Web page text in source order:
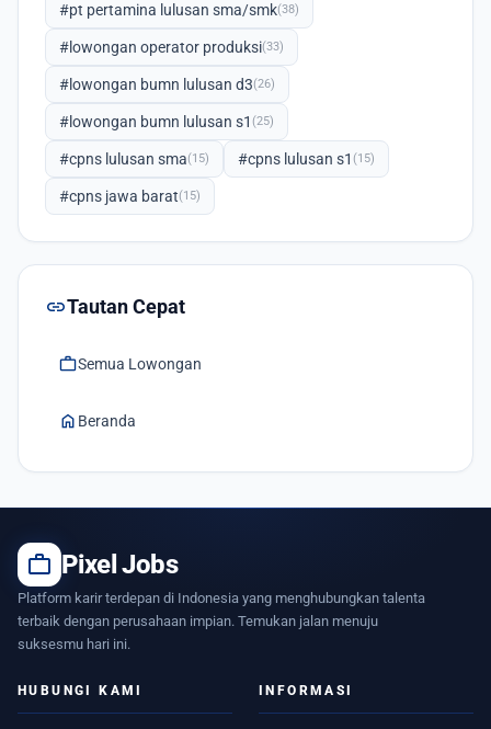
#pt pertamina lulusan sma/smk(38)
#lowongan operator produksi(33)
#lowongan bumn lulusan d3(26)
#lowongan bumn lulusan s1 (25)
#cpns lulusan sma(15) #cpns lulusan s1 (15)
#cpns jawa barat(15)
linkTautan Cepat
workSemua Lowongan
home Beranda
work Pixel Jobs
Platform karir terdepan di Indonesia yang menghubungkan talenta
terbaik dengan perusahaan impian. Temukan jalan menuju
suksesmu hari ini.
HUBUNGI KAMI INFORMASI